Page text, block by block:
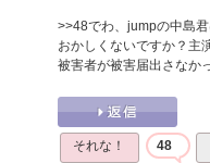
>>48でわ、jumpの中島
おかしくないですか？主
被害者が被害届出さなか
それな！ 48